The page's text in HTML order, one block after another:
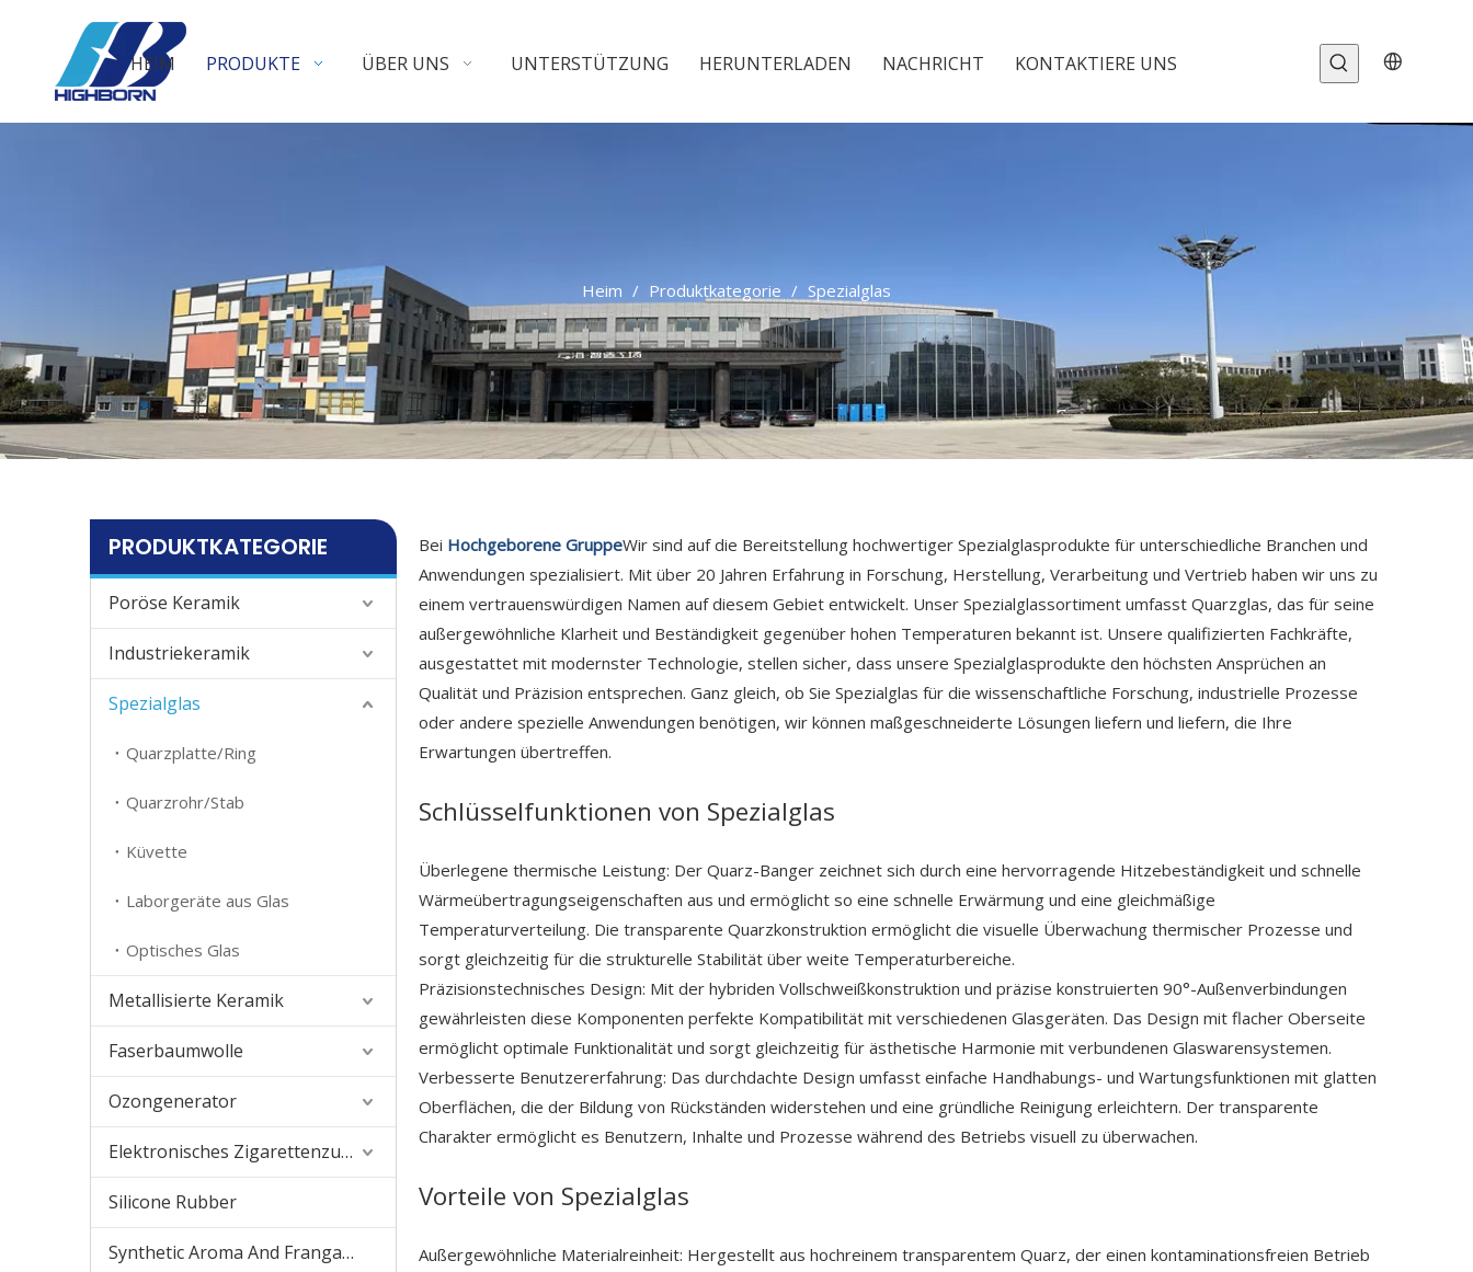
HEIM PRODUKTE ÜBER UNS UNTERSTÜTZUNG HERUNTERLADEN NACHRICHT KONTAKTIERE UNS
Heim / Produktkategorie / Spezialglas
PRODUKTKATEGORIE
Poröse Keramik
Industriekeramik
Spezialglas
Quarzplatte/Ring
Quarzrohr/Stab
Küvette
Laborgeräte aus Glas
Optisches Glas
Metallisierte Keramik
Faserbaumwolle
Ozongenerator
Elektronisches Zigarettenzubehör
Silicone Rubber
Synthetic Aroma And Frangance
Bei Hochgeborene GruppeWir sind auf die Bereitstellung hochwertiger Spezialglasprodukte für unterschiedliche Branchen und
Anwendungen spezialisiert. Mit über 20 Jahren Erfahrung in Forschung, Herstellung, Verarbeitung und Vertrieb haben wir uns zu
einem vertrauenswürdigen Namen auf diesem Gebiet entwickelt. Unser Spezialglassortiment umfasst Quarzglas, das für seine
außergewöhnliche Klarheit und Beständigkeit gegenüber hohen Temperaturen bekannt ist. Unsere qualifizierten Fachkräfte,
ausgestattet mit modernster Technologie, stellen sicher, dass unsere Spezialglasprodukte den höchsten Ansprüchen an
Qualität und Präzision entsprechen. Ganz gleich, ob Sie Spezialglas für die wissenschaftliche Forschung, industrielle Prozesse
oder andere spezielle Anwendungen benötigen, wir können maßgeschneiderte Lösungen liefern und liefern, die Ihre
Erwartungen übertreffen.
Schlüsselfunktionen von Spezialglas
Überlegene thermische Leistung: Der Quarz-Banger zeichnet sich durch eine hervorragende Hitzebeständigkeit und schnelle
Wärmeübertragungseigenschaften aus und ermöglicht so eine schnelle Erwärmung und eine gleichmäßige
Temperaturverteilung. Die transparente Quarzkonstruktion ermöglicht die visuelle Überwachung thermischer Prozesse und
sorgt gleichzeitig für die strukturelle Stabilität über weite Temperaturbereiche.
Präzisionstechnisches Design: Mit der hybriden Vollschweißkonstruktion und präzise konstruierten 90°-Außenverbindungen
gewährleisten diese Komponenten perfekte Kompatibilität mit verschiedenen Glasgeräten. Das Design mit flacher Oberseite
ermöglicht optimale Funktionalität und sorgt gleichzeitig für ästhetische Harmonie mit verbundenen Glaswarensystemen.
Verbesserte Benutzererfahrung: Das durchdachte Design umfasst einfache Handhabungs- und Wartungsfunktionen mit glatten
Oberflächen, die der Bildung von Rückständen widerstehen und eine gründliche Reinigung erleichtern. Der transparente
Charakter ermöglicht es Benutzern, Inhalte und Prozesse während des Betriebs visuell zu überwachen.
Vorteile von Spezialglas
Außergewöhnliche Materialreinheit: Hergestellt aus hochreinem transparentem Quarz, der einen kontaminationsfreien Betrieb